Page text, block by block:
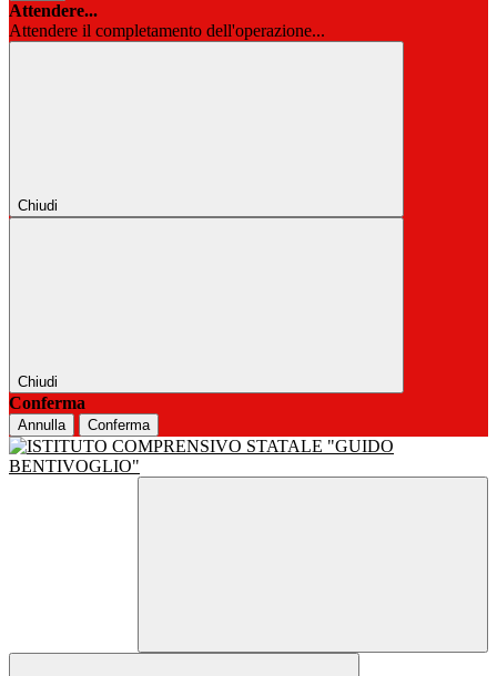
Attendere...
Attendere il completamento dell'operazione...
Chiudi
Chiudi
Conferma
Annulla Conferma